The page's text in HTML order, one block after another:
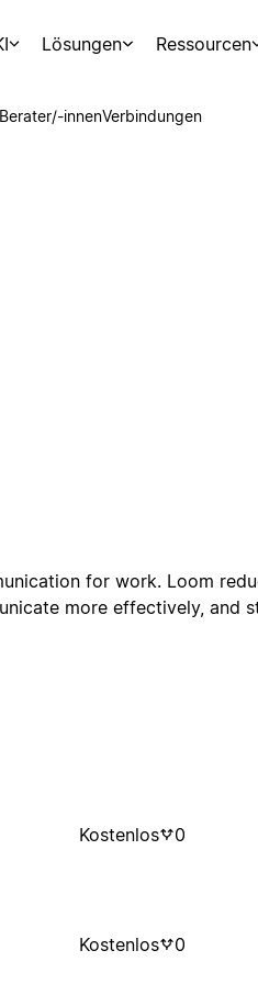
Lösungen Ressourcen
innenVerbindungen
for work. Loom
more effectively, and
Kostenlos 0
Kostenlos 0